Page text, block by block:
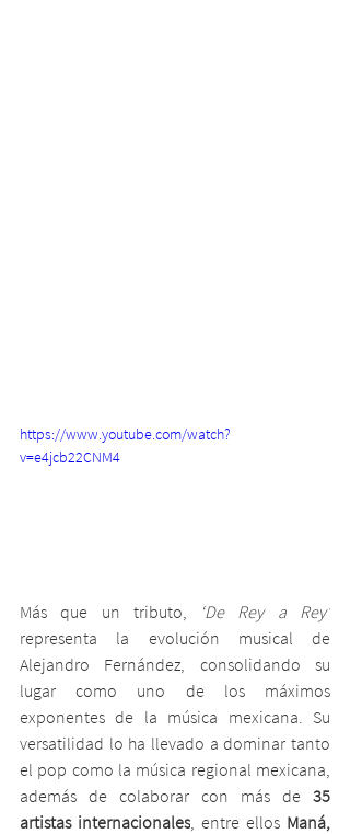
https://www.youtube.com/watch?
v=e4jcb22CNM4
Más que un tributo,
‘De Rey a Rey’
representa la evolución musical de
Alejandro Fernández, consolidando su
lugar como uno de los máximos
exponentes de la música mexicana. Su
versatilidad lo ha llevado a dominar tanto
el pop como la música regional mexicana,
además de colaborar con más de 35
artistas internacionales , entre ellos Maná,